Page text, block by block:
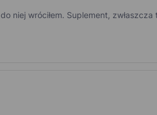
niej wróciłem. Suplement,